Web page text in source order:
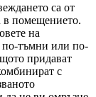
са от
в помещението.
на
по-тъмни или по-
придават
с